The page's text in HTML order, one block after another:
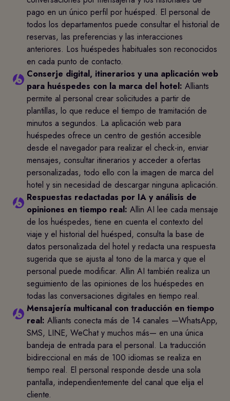
pago en un único perfil por huésped. El personal de
todos los departamentos puede consultar el historial de
reservas, las preferencias y las interacciones
anteriores. Los huéspedes habituales son reconocidos
en cada punto de contacto.
Conserje digital, itinerarios y una aplicación web
para huéspedes con la marca del hotel: Alliants
permite al personal crear solicitudes a partir de
plantillas, lo que reduce el tiempo de tramitación de
minutos a segundos. La aplicación web para
huéspedes ofrece un centro de gestión accesible
desde el navegador para realizar el check-in, enviar
mensajes, consultar itinerarios y acceder a ofertas
personalizadas, todo ello con la imagen de marca del
hotel y sin necesidad de descargar ninguna aplicación.
Respuestas redactadas por IA y análisis de
opiniones en tiempo real: Allin AI lee cada mensaje
de los huéspedes, tiene en cuenta el contexto del
viaje y el historial del huésped, consulta la base de
datos personalizada del hotel y redacta una respuesta
sugerida que se ajusta al tono de la marca y que el
personal puede modificar. Allin AI también realiza un
seguimiento de las opiniones de los huéspedes en
todas las conversaciones digitales en tiempo real.
Mensajería multicanal con traducción en tiempo
real: Alliants conecta más de 14 canales —WhatsApp,
SMS, LINE, WeChat y muchos más— en una única
bandeja de entrada para el personal. La traducción
bidireccional en más de 100 idiomas se realiza en
tiempo real. El personal responde desde una sola
pantalla, independientemente del canal que elija el
cliente.